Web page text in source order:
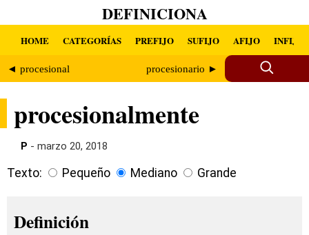
DEFINICIONA
HOME CATEGORÍAS PREFIJO SUFIJO AFIJO INFIJO
◄ procesional procesionario ►
procesionalmente
P - marzo 20, 2018
Texto: Pequeño Mediano Grande
Definición